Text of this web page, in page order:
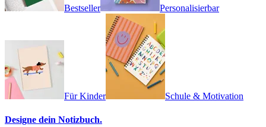
Bestseller Personalisierbar
Für Kinder Schule & Motivation
Designe dein Notizbuch.